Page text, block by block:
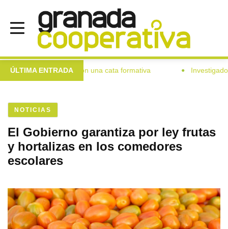
ÚLTIMA ENTRADA
Colomera con una cata formativa ● Investigadores
NOTICIAS
El Gobierno garantiza por ley frutas
y hortalizas en los comedores
escolares